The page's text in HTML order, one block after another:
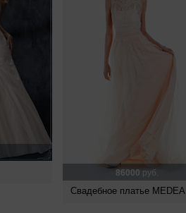
86000 руб.
Свадебное платье MEDEA